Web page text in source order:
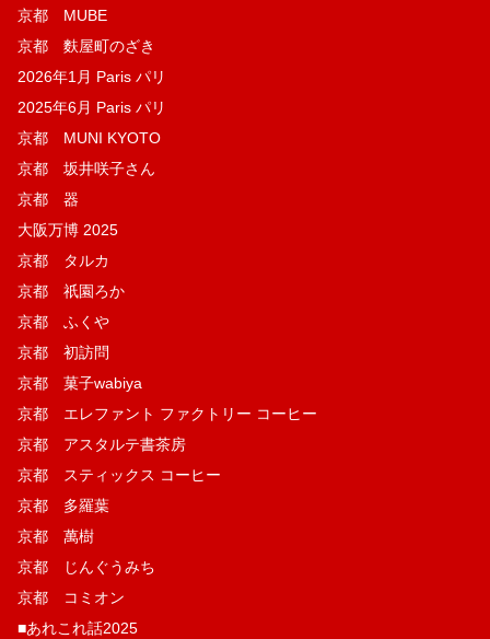
京都 MUBE
京都 麩屋町のざき
2026年1月 Paris パリ
2025年6月 Paris パリ
京都 MUNI KYOTO
京都 坂井咲子さん
京都 器
大阪万博 2025
京都 タルカ
京都 祇園ろか
京都 ふくや
京都 初訪問
京都 菓子wabiya
京都 エレファント ファクトリー コーヒー
京都 アスタルテ書茶房
京都 スティックス コーヒー
京都 多羅葉
京都 萬樹
京都 じんぐうみち
京都 コミオン
■あれこれ話2025